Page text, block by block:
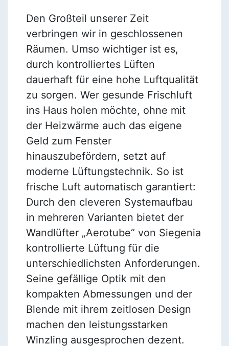
Den Großteil unserer Zeit
verbringen wir in geschlossenen
Räumen. Umso wichtiger ist es,
durch kontrolliertes Lüften
dauerhaft für eine hohe Luftqualität
zu sorgen. Wer gesunde Frischluft
ins Haus holen möchte, ohne mit
der Heizwärme auch das eigene
Geld zum Fenster
hinauszubefördern, setzt auf
moderne Lüftungstechnik. So ist
frische Luft automatisch garantiert:
Durch den cleveren Systemaufbau
in mehreren Varianten bietet der
Wandlüfter „Aerotube“ von Siegenia
kontrollierte Lüftung für die
unterschiedlichsten Anforderungen.
Seine gefällige Optik mit den
kompakten Abmessungen und der
Blende mit ihrem zeitlosen Design
machen den leistungsstarken
Winzling ausgesprochen dezent.